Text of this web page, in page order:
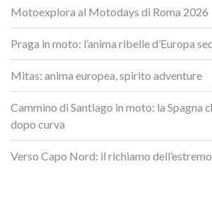
Motoexplora al Motodays di Roma 2026
Praga in moto: l’anima ribelle d’Europa
Mitas: anima europea, spirito adventure
Cammino di Santiago in moto: la Spagna
dopo curva
Verso Capo Nord: il richiamo